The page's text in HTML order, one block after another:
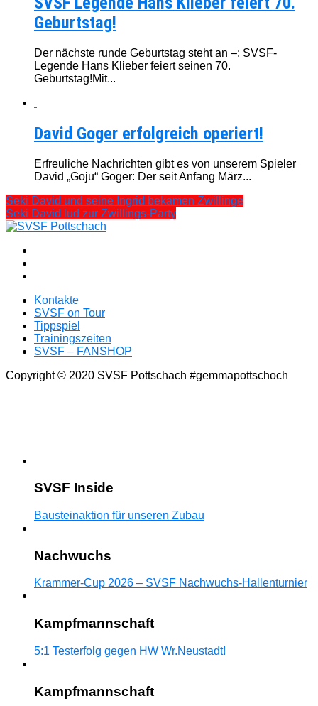
Geburtstag!
Der nächste runde Geburtstag steht an –: SVSF-
Legende Hans Klieber feiert seinen 70.
Geburtstag!Mit...
David Goger erfolgreich operiert!
Erfreuliche Nachrichten gibt es von unserem Spieler
David „Goju“ Goger: Der seit Anfang März...
Seki David und seine Ingrid bekamen Zwillinge
Seki David lud zur Zwillings-Party
Kontakte
SVSF on Tour
Tippspiel
Trainingszeiten
SVSF – FANSHOP
Copyright © 2020 SVSF Pottschach #gemmapottschoch
SVSF Inside
Bausteinaktion für unseren Zubau
Nachwuchs
Krammer-Cup 2026 – SVSF Nachwuchs-Hallenturnier
Kampfmannschaft
5:1 Testerfolg gegen HW Wr.Neustadt!
Kampfmannschaft